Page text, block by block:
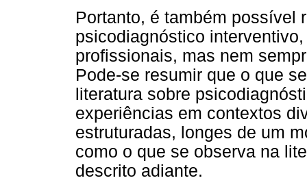
Portanto, é também possível
psicodiagnóstico
profissionais, mas nem
Pode-se resumir que o que
literatura sobre
experiências em contextos
estruturadas, longes de um
como o que se observa na
descrito adiante.